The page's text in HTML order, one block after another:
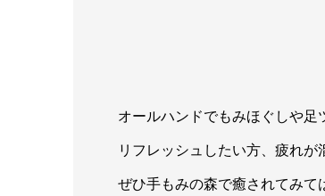
オールハンドでもみほぐしや
リフレッシュしたい方、疲れが
ぜひ手もみの森で癒されてみて